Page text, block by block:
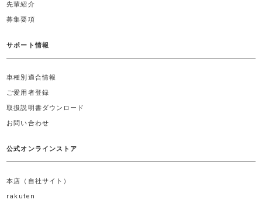
先輩紹介
募集要項
サポート情報
車種別適合情報
ご愛用者登録
取扱説明書ダウンロード
お問い合わせ
公式オンラインストア
本店（自社サイト）
rakuten